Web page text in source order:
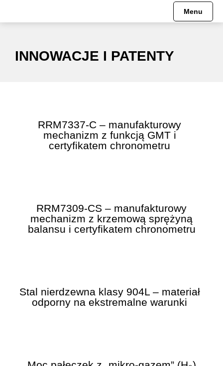
Menu
INNOWACJE I PATENTY
RRM7337-C – manufakturowy
mechanizm z funkcją GMT i
certyfikatem chronometru
RRM7309-CS – manufakturowy
mechanizm z krzemową sprężyną
balansu i certyfikatem chronometru
Stal nierdzewna klasy 904L – materiał
odporny na ekstremalne warunki
Engineer II
Engineer Master II
Roadmaster
Engineer Hydrocarbon
Engineer Master II
Fireman
MISJA